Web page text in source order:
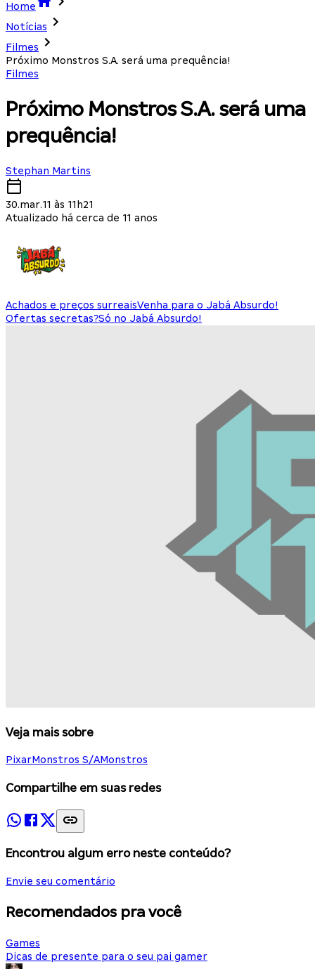
Home
Notícias
Filmes
Próximo Monstros S.A. será uma prequência!
Filmes
Próximo Monstros S.A. será uma
prequência!
Stephan Martins
30.mar.11 às 11h21
Atualizado há cerca de 11 anos
Achados e preços surreaisVenha para o Jabá Absurdo!
Ofertas secretas?Só no Jabá Absurdo!
Veja mais sobre
PixarMonstros S/AMonstros
Compartilhe em suas redes
Encontrou algum erro neste conteúdo?
Envie seu comentário
Recomendados pra você
Games
Dicas de presente para o seu pai gamer